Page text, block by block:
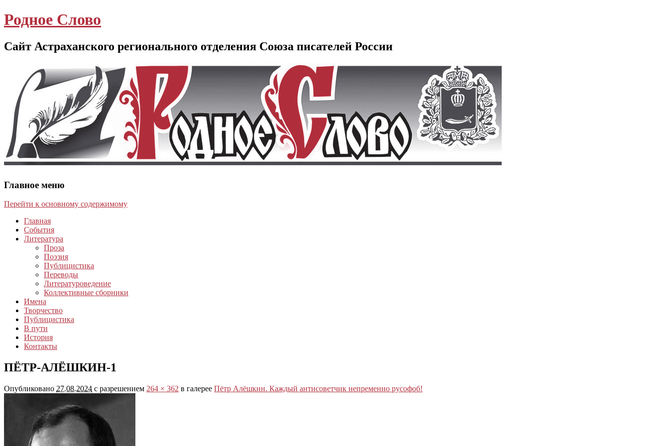
Родное Слово
Сайт Астраханского регионального отделения Союза писателей России
Главное меню
Перейти к основному содержимому
Главная
События
Литература
Проза
Поэзия
Публицистика
Переводы
Литературоведение
Коллективные сборники
Имена
Творчество
Публицистика
В пути
История
Контакты
ПЁТР-АЛЁШКИН-1
Опубликовано 27.08.2024 с разрешением 264 × 362 в галерее Пётр Алёшкин. Каждый антисоветчик непременно русофоб!